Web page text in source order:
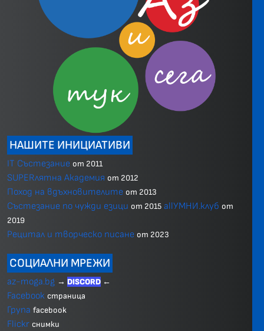
НАШИТЕ ИНИЦИАТИВИ
IT Състезание от 2011
SUPERлятна Академия от 2012
Поход на вдъхновителите от 2013
Състезание по чужди езици от 2015 allУМНИ.клуб от
2019
Рецитал и творческо писане от 2023
СОЦИАЛНИ МРЕЖИ
az-moga.bg → DISCORD ←
Facebook страница
Група facebook
Flickr снимки